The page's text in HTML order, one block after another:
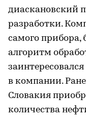
диаскановский
разработки.
самого прибора,
алгоритм
в компании.
Словакия
количества